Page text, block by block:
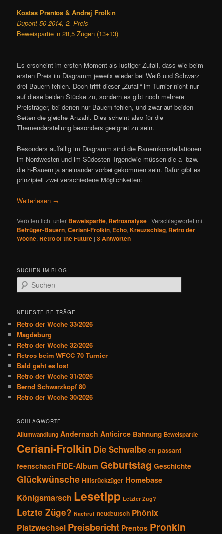
Kostas Prentos & Andrej Frolkin
Dupont-50 2014, 2. Preis
Beweispartie in 28,5 Zügen (13+13)
Es erscheint im ersten Moment als lustiger Zufall, dass wie beim
ersten Preis im Diagramm jeweils wieder bei Weiß und Schwarz
drei Bauern fehlen. Doch trifft dieser „Zufall“ im Turnier nicht nur
auf diese beiden Stücke zu, sondern es gibt noch mehrere
Preisträger, bei denen nur Bauern fehlen, und zwar auf beiden
Seiten die gleiche Anzahl. Dies scheint also für die
Themendarstellung besonders geeignet zu sein.
Besonders auffällig im Diagramm sind die Bauernkonstellationen
im Nordwesten und im Südosten: Irgendwie müssen die a- bzw.
die h-Bauern ja aneinander vorbei gekommen sein. Dafür gibt es
prinzipiell zwei verschiedene Möglichkeiten:
Weiterlesen →
Veröffentlicht unter Beweispartie, Retroanalyse |Verschlagwortet mit
Betrüger-Bauern,Ceriani-Frolkin, Echo,Kreuzschlag, Retro der
Woche, Retro of the Future |3Antworten
SUCHEN IM BLOG
u
h
n
NEUESTE BEITRÄGE
Retro der Woche 33/2026
Magdeburg
Retro der Woche 32/2026
Retros beim WFCC-70 Turnier
Bald geht es los!
Retro der Woche 31/2026
Bernd Schwarzkopf 80
Retro der Woche 30/2026
SCHLAGWORTE
Allumwandlung Andernach Anticirce Bahnung Beweispartie
Ceriani-Frolkin Die Schwalbe en passant
feenschach FIDE-Album Geburtstag Geschichte
Glückwünsche Hilfsrückzüger Homebase
Königsmarsch Lesetipp Letzter Zug?
Letzte Züge? Nachruf neudeutsch Phönix
Platzwechsel Preisbericht Prentos Pronkin